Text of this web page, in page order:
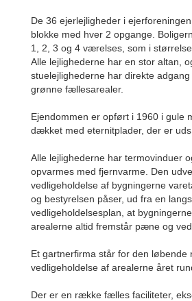
De 36 ejerlejligheder i
blokke med hver 2 opgange.
1, 2, 3 og 4 værelses, som i
Alle lejlighederne har en stor altan,
stuelejlighederne har direkte
grønne fællesarealer.
Ejendommen er opført i 1960 i gule
dækket med eternitplader, der er
Alle lejlighederne har termovinduer
opvarmes med fjernvarme. Den
vedligeholdelse af bygningerne
og bestyrelsen påser, ud fra en
vedligeholdelsesplan, at
arealerne altid fremstår pæne og
Et gartnerfirma står for den løbende
vedligeholdelse af arealerne året
Der er en række fælles faciliteter,